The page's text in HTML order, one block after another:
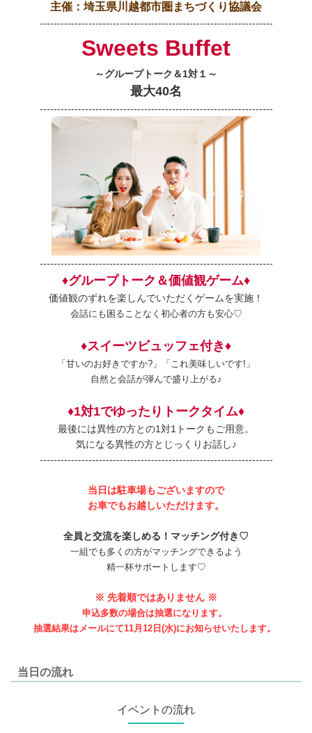
主催：埼玉県川越都市圏まちづくり協議会
-------------------------------------------------------------------
Sweets Buffet
～グループトーク＆1対１～
最大40名
-------------------------------------------------------------------
-------------------------------------------------------------------
♦グループトーク＆価値観ゲーム♦
価値観のずれを楽しんでいただくゲームを実施！
会話にも困ることなく初心者の方も安心♡
♦スイーツビュッフェ付き♦
「甘いのお好きですか?」「これ美味しいです!」
自然と会話が弾んで盛り上がる♪
♦1対1でゆったりトークタイム♦
最後には異性の方との1対1トークもご用意。
気になる異性の方とじっくりお話し♪
-------------------------------------------------------------------
当日は駐車場もございますので
お車でもお越しいただけます。
全員と交流を楽しめる！マッチング付き♡
一組でも多くの方がマッチングできるよう
精一杯サポートします♡
※ 先着順ではありません ※
申込多数の場合は抽選になります。
抽選結果はメールにて11月12日(水)にお知らせいたします。
当日の流れ
イベントの流れ